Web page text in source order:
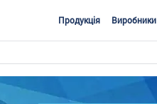
Продукція Виробники